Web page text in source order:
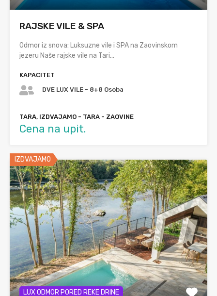
RAJSKE VILE & SPA
Odmor iz snova: Luksuzne vile i SPA na Zaovinskom
jezeru Naše rajske vile na Tari…
KAPACITET
DVE LUX VILE - 8+8 Osoba
TARA, IZDVAJAMO - TARA - ZAOVINE
Cena na upit.
IZDVAJAMO
LUX ODMOR PORED REKE DRINE